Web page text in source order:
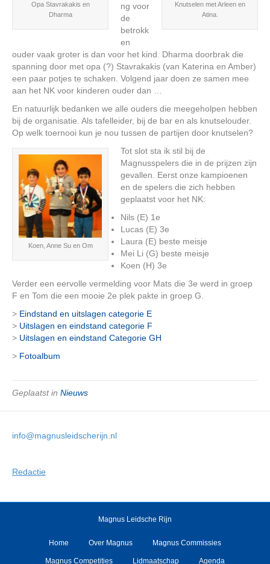
Opa Stavrakakis en
Dharma
Knutselen met Arleen en
Atina.
ng voor
de
betrokk
en
ouder vaak groter is dan voor het kind. Dharma doorbrak die
spanning door met opa (?) Stavrakakis (van Katerina en Amber)
een paar potjes te schaken. Volgend jaar doen ze samen mee
aan het NK voor kinderen ouder dan …
En natuurlijk bedanken we alle ouders die meegeholpen hebben
bij de organisatie. Als tafelleider, bij de bar en als knutselouder.
Op welk toernooi kun je nou tussen de partijen door knutselen?
Koen, Anne Su en Om
Tot slot sta ik stil bij de
Magnusspelers die in de prijzen zijn
gevallen. Eerst onze kampioenen
en de spelers die zich hebben
geplaatst voor het NK:
Nils (E) 1e
Lucas (E) 3e
Laura (E) beste meisje
Mei Li (G) beste meisje
Koen (H) 3e
Verder een eervolle vermelding voor Mats die 3e werd in groep
F en Tom die een mooie 2e plek pakte in groep G.
> Eindstand en uitslagen categorie E
> Uitslagen en eindstand categorie F
> Uitslagen en eindstand Categorie GH
> Fotoalbum
Geplaatst in Nieuws
info@magnusleidscherijn.nl
Redactie
Magnus Leidsche Rijn
Home Over Magnus Magnus Commissies
Magnus Competities Lidmaatschap Agenda